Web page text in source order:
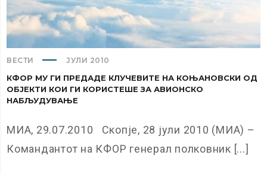
ВЕСТИ ЈУЛИ 2010
КФОР МУ ГИ ПРЕДАДЕ КЛУЧЕВИТЕ НА КОЊАНОВСКИ ОД
ОБЈЕКТИ КОИ ГИ КОРИСТЕШЕ ЗА АВИОНСКО
НАБЉУДУВАЊЕ
МИА, 29.07.2010 Скопје, 28 јули 2010 (МИА) –
Командантот на КФОР генерал полковник [...]